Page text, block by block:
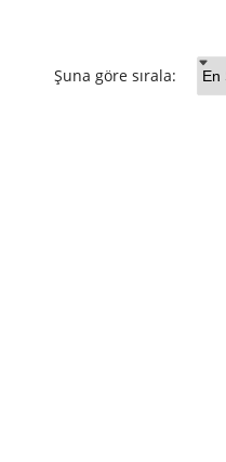
Şuna göre sırala: